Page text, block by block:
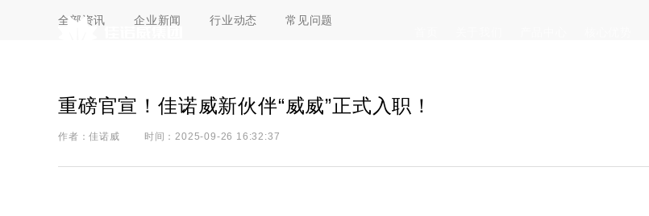
发展历程
佳诺威集团股份有限公司（天长）
全部资讯 企业新闻 行业动态 常见问题
重磅官宣！佳诺威新伙伴“威威”正式入职！
作者：佳诺威 时间：2025-09-26 16:32:37